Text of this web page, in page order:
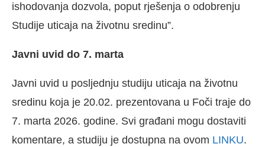
ishodovanja dozvola, poput rješenja o odobrenju
Studije uticaja na životnu sredinu”.
Javni uvid do 7. marta
Javni uvid u posljednju studiju uticaja na životnu
sredinu koja je 20.02. prezentovana u Foči traje do
7. marta 2026. godine. Svi građani mogu dostaviti
komentare, a studiju je dostupna na ovom LINKU.